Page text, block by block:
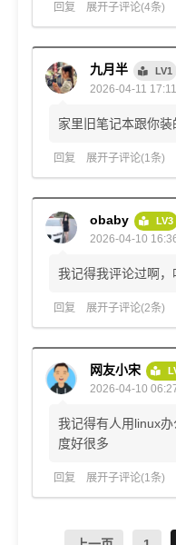
回复 展开子评论(4条)
九月半 LV1
2026-04-11 17:11
家里旧笔记本跟你
回复 展开子评论(1条)
obaby LV3
2026-04-10
我记得我评论过啊，
回复 展开子评论(2条)
网友小宋
2026-04-10
我记得有人用linux
度好很多
回复 展开子评论(1条)